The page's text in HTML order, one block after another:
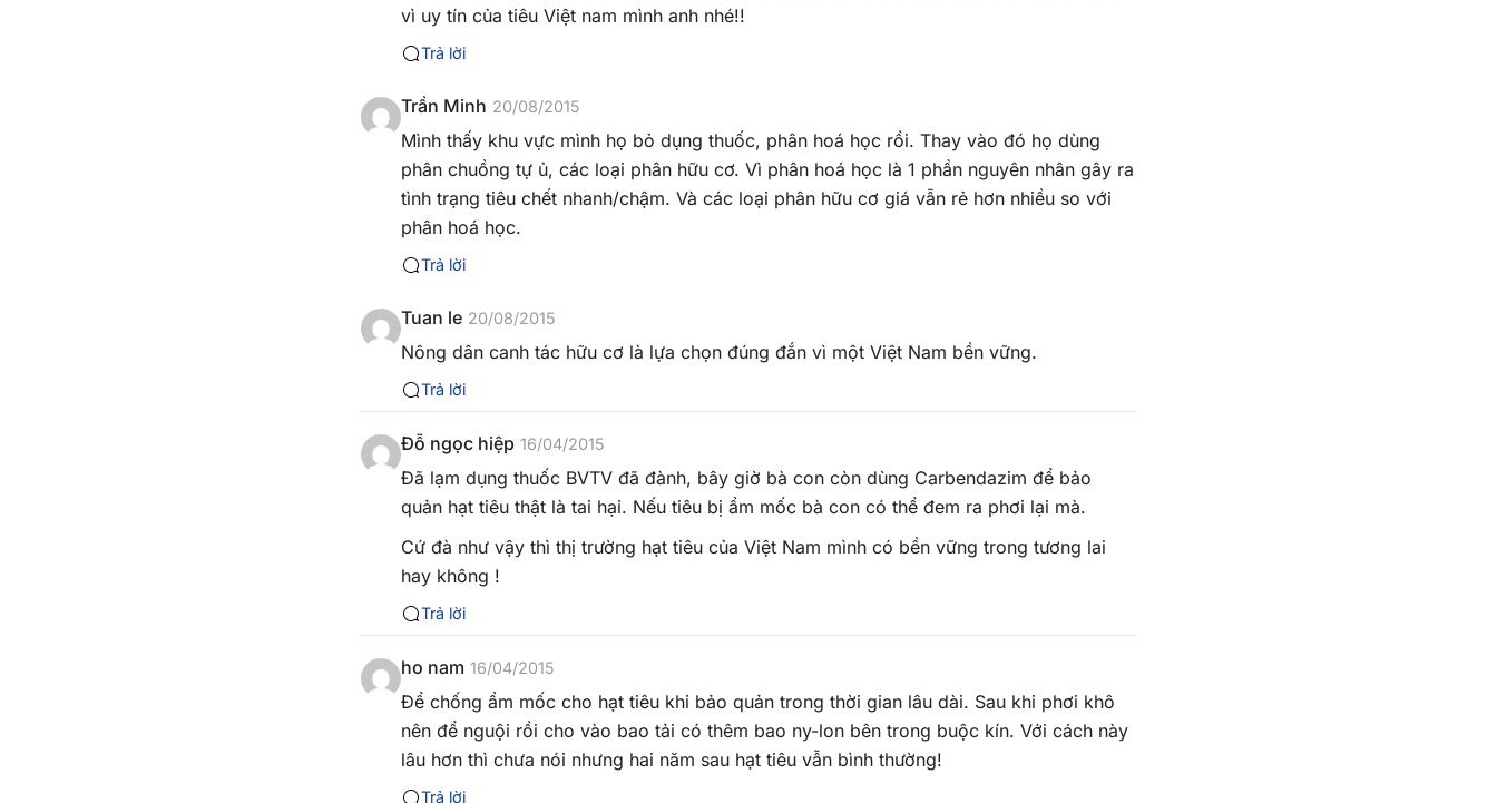
vì uy tín của tiêu Việt nam mình anh nhé!!
Trả lời
Trần Minh 20/08/2015
Mình thấy khu vực mình họ bỏ dụng thuốc, phân hoá học rồi. Thay vào đó họ dùng
phân chuồng tự ủ, các loại phân hữu cơ. Vì phân hoá học là 1 phần nguyên nhân gây ra
tình trạng tiêu chết nhanh/chậm. Và các loại phân hữu cơ giá vẫn rẻ hơn nhiều so với
phân hoá học.
Trả lời
Tuan le 20/08/2015
Nông dân canh tác hữu cơ là lựa chọn đúng đắn vì một Việt Nam bền vững.
Trả lời
Đỗ ngọc hiệp 16/04/2015
Đã lạm dụng thuốc BVTV đã đành, bây giờ bà con còn dùng Carbendazim để bảo
quản hạt tiêu thật là tai hại. Nếu tiêu bị ẩm mốc bà con có thể đem ra phơi lại mà.
Cứ đà như vậy thì thị trường hạt tiêu của Việt Nam mình có bền vững trong tương lai
hay không !
Trả lời
ho nam 16/04/2015
Để chống ẩm mốc cho hạt tiêu khi bảo quản trong thời gian lâu dài. Sau khi phơi khô
nên để nguội rồi cho vào bao tải có thêm bao ny-lon bên trong buộc kín. Với cách này
lâu hơn thì chưa nói nhưng hai năm sau hạt tiêu vẫn bình thường!
Trả lời